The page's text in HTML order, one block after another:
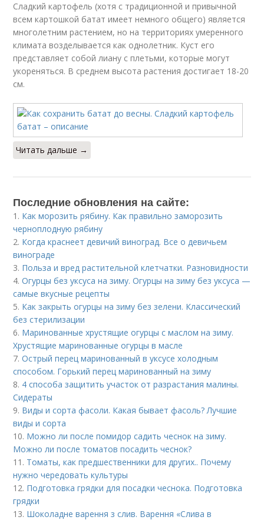
Сладкий картофель (хотя с традиционной и привычной
всем картошкой батат имеет немного общего) является
многолетним растением, но на территориях умеренного
климата возделывается как однолетник. Куст его
представляет собой лиану с плетьми, которые могут
укореняться. В среднем высота растения достигает 18-20
см.
Читать дальше →
Последние обновления на сайте:
1. Как морозить рябину. Как правильно заморозить
черноплодную рябину
2. Когда краснеет девичий виноград. Все о девичьем
винограде
3. Польза и вред растительной клетчатки. Разновидности
4.Огурцы без уксуса на зиму. Огурцы на зиму без уксуса —
самые вкусные рецепты
5. Как закрыть огурцы на зиму без зелени. Классический
без стерилизации
6. Маринованные хрустящие огурцы с маслом на зиму.
Хрустящие маринованные огурцы в масле
7.Острый перец маринованный в уксусе холодным
способом. Горький перец маринованный на зиму
8. 4 способа защитить участок от разрастания малины.
Сидераты
9. Виды и сорта фасоли. Какая бывает фасоль? Лучшие
виды и сорта
10. Можно ли после помидор садить чеснок на зиму.
Можно ли после томатов посадить чеснок?
11. Томаты, как предшественники для других.. Почему
нужно чередовать культуры
12. Подготовка грядки для посадки чеснока. Подготовка
грядки
13. Шоколадне варення з слив. Варення «Слива в